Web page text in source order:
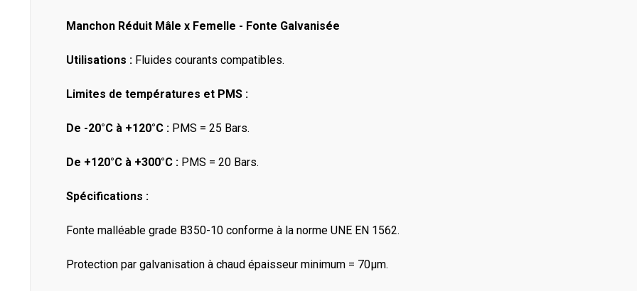
Manchon Réduit Mâle x Femelle - Fonte Galvanisée
Utilisations : Fluides courants compatibles.
Limites de températures et PMS :
De -20°C à +120°C : PMS = 25 Bars.
De +120°C à +300°C : PMS = 20 Bars.
Spécifications :
Fonte malléable grade B350-10 conforme à la norme UNE EN 1562.
Protection par galvanisation à chaud épaisseur minimum = 70μm.